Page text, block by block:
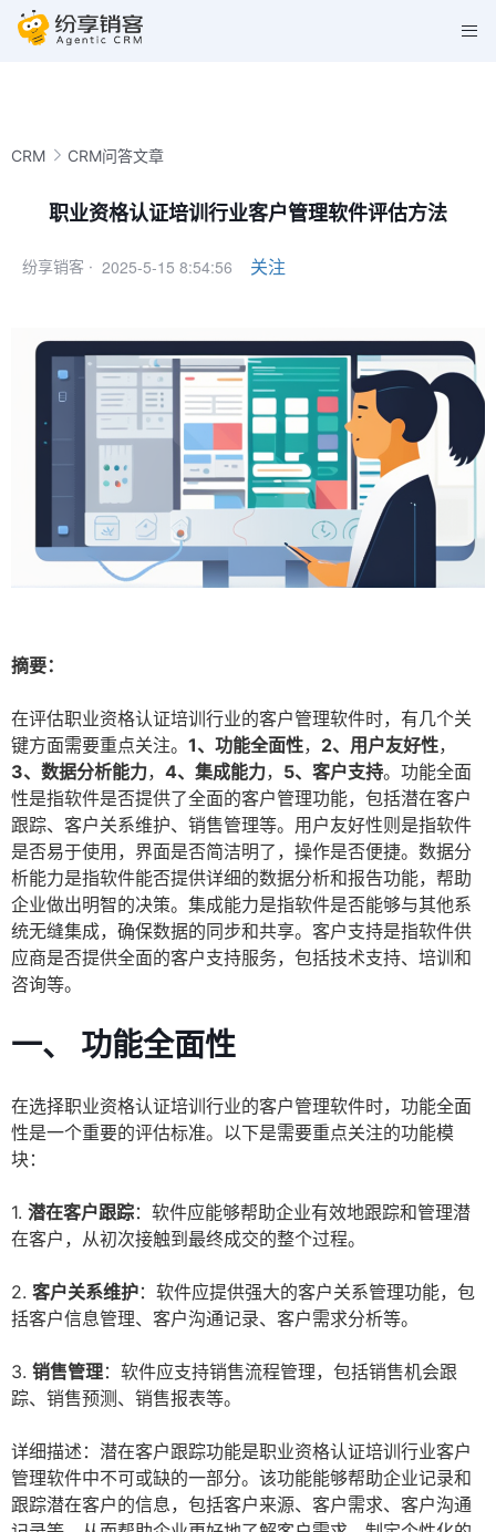
CRM CRM问答文章
职业资格认证培训行业客户管理软件评估方法
纷享销客 · 2025-5-15 8:54:56 关注
摘要：
在评估职业资格认证培训行业的客户管理软件时，有几个关
键方面需要重点关注。 1、功能全面性， 2、用户友好性，
3、数据分析能力， 4、集成能力， 5、客户支持。功能全面
性是指软件是否提供了全面的客户管理功能，包括潜在客户
跟踪、客户关系维护、销售管理等。用户友好性则是指软件
是否易于使用，界面是否简洁明了，操作是否便捷。数据分
析能力是指软件能否提供详细的数据分析和报告功能，帮助
企业做出明智的决策。集成能力是指软件是否能够与其他系
统无缝集成，确保数据的同步和共享。客户支持是指软件供
应商是否提供全面的客户支持服务，包括技术支持、培训和
咨询等。
一、 功能全面性
在选择职业资格认证培训行业的客户管理软件时，功能全面
性是一个重要的评估标准。以下是需要重点关注的功能模
块：
1. 潜在客户跟踪：软件应能够帮助企业有效地跟踪和管理潜
在客户，从初次接触到最终成交的整个过程。
2. 客户关系维护：软件应提供强大的客户关系管理功能，包
括客户信息管理、客户沟通记录、客户需求分析等。
3. 销售管理：软件应支持销售流程管理，包括销售机会跟
踪、销售预测、销售报表等。
详细描述：潜在客户跟踪功能是职业资格认证培训行业客户
管理软件中不可或缺的一部分。该功能能够帮助企业记录和
跟踪潜在客户的信息，包括客户来源、客户需求、客户沟通